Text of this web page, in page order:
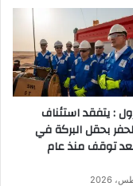
: يتفقد استئناف
بحقل البركة في
توقف منذ عام